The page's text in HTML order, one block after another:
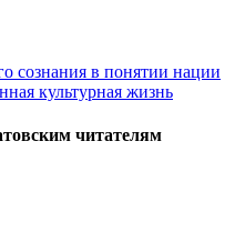
культурная жизнь
читателям